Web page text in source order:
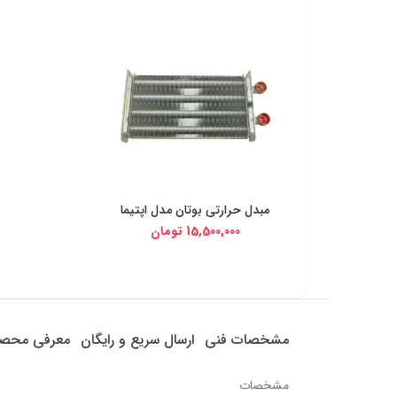
خرید از دیجی کالا
مبدل حرارتی بوتان مدل اپتیما
15,500,000 تومان
مشخصات فنی ارسال سریع و رایگان معرفی
مشخصات